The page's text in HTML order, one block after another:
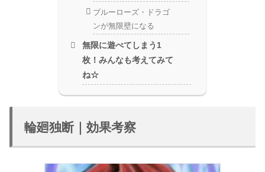
ブルーローズ・ドラゴ
ンが無限壁になる
無限に遊べてしまう1
枚！みんなも考えてみて
ね☆
輪廻独断｜効果考察